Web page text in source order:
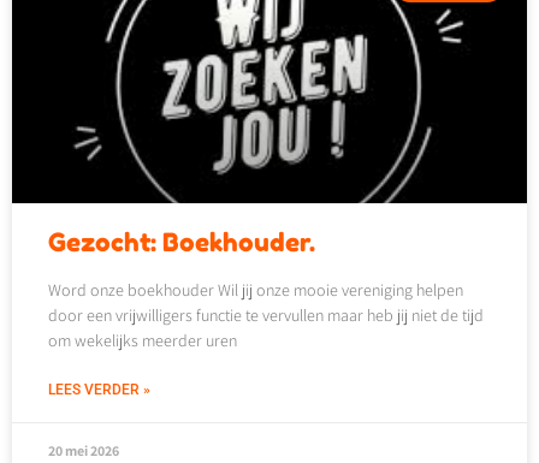
Gezocht: Boekhouder.
Word onze boekhouder Wil jij onze mooie vereniging helpen
door een vrijwilligers functie te vervullen maar heb jij niet de tijd
om wekelijks meerder uren
LEES VERDER »
20 mei 2026